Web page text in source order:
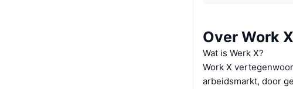
Over Work X
Wat is Werk X?
Work X
arbeidsmarkt, door